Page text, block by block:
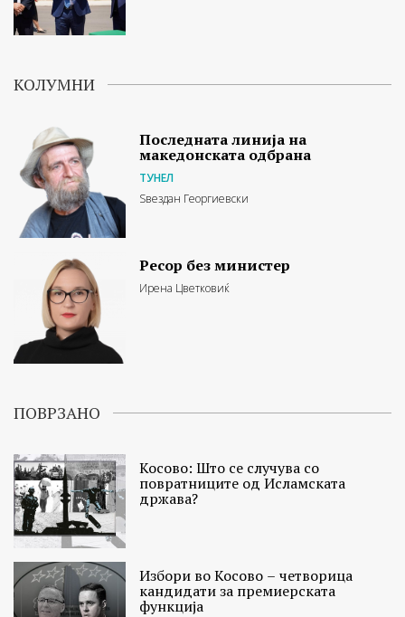
КОЛУМНИ
Последната линија на
македонската одбрана
ТУНЕЛ
Ѕвездан Георгиевски
Ресор без министер
Ирена Цветковиќ
ПОВРЗАНО
Косовo: Што се случува со
повратниците од Исламската
држава?
Избори во Косово – четворица
кандидати за премиерската
функција